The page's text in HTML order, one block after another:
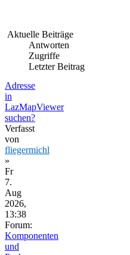
Aktuelle Beiträge
Antworten
Zugriffe
Letzter Beitrag
Adresse
in
LazMapViewer
suchen?
Verfasst
von
fliegermichl
»
Fr
7.
Aug
2026,
13:38
Forum:
Komponenten
und